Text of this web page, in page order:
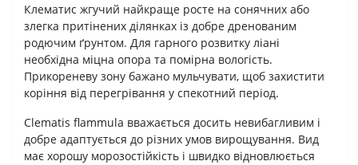
Клематис жгучий найкраще росте на сонячних або
злегка притінених ділянках із добре дренованим
родючим ґрунтом. Для гарного розвитку ліані
необхідна міцна опора та помірна вологість.
Прикореневу зону бажано мульчувати, щоб захистити
коріння від перегрівання у спекотний період.
Clematis flammula вважається досить невибагливим і
добре адаптується до різних умов вирощування. Вид
має хорошу морозостійкість і швидко відновлюється